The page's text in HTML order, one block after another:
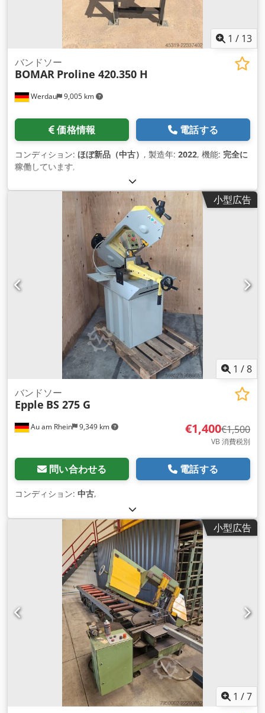
1 / 13
Werdau 9,005 km
バンドソー
BOMAR Proline 420.350 H
価格情報 電話する
コンディション: ほぼ新品（中古） , 製造年: 2022, 機能: 完全に
稼働しています,
小型広告
1 /8
Au am Rhein 9,349 km
バンドソー
Epple BS 275 G
€1,400€1,500
VB 消費税別
問い合わせる 電話する
コンディション: 中古,
小型広告
1 /7